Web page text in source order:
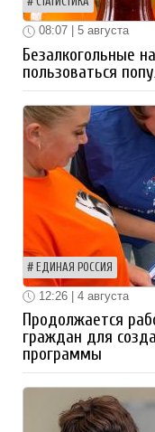
08:07 | 5 августа
Безалкогольные
пользоваться
ЕДИНАЯ РОССИЯ
12:26 | 4 августа
Продолжается
граждан для
программы